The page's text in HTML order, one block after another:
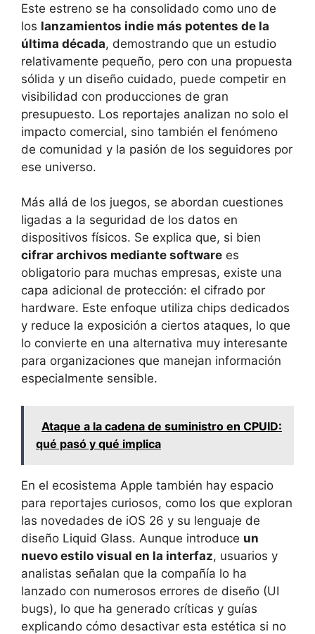
Este estreno se ha consolidado como uno de
los lanzamientos indie más potentes de la
última década, demostrando que un estudio
relativamente pequeño, pero con una propuesta
sólida y un diseño cuidado, puede competir en
visibilidad con producciones de gran
presupuesto. Los reportajes analizan no solo el
impacto comercial, sino también el fenómeno
de comunidad y la pasión de los seguidores por
ese universo.
Más allá de los juegos, se abordan cuestiones
ligadas a la seguridad de los datos en
dispositivos físicos. Se explica que, si bien
cifrar archivos mediante software es
obligatorio para muchas empresas, existe una
capa adicional de protección: el cifrado por
hardware. Este enfoque utiliza chips dedicados
y reduce la exposición a ciertos ataques, lo que
lo convierte en una alternativa muy interesante
para organizaciones que manejan información
especialmente sensible.
Ataque a la cadena de suministro en CPUID:
qué pasó y qué implica
En el ecosistema Apple también hay espacio
para reportajes curiosos, como los que exploran
las novedades de iOS 26 y su lenguaje de
diseño Liquid Glass. Aunque introduce un
nuevo estilo visual en la interfaz, usuarios y
analistas señalan que la compañía lo ha
lanzado con numerosos errores de diseño (UI
bugs), lo que ha generado críticas y guías
explicando cómo desactivar esta estética si no